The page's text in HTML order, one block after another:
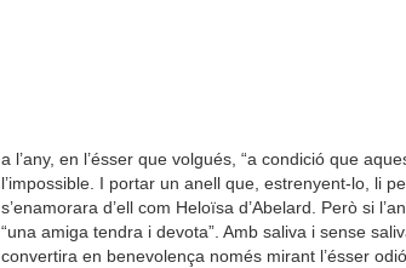
a l’any, en l’ésser que volgués, “a condició que
l’impossible. I portar un anell que, estrenyent-lo, li
s’enamorara d’ell com Heloïsa d’Abelard. Però si
“una amiga tendra i devota”. Amb saliva i sense
convertira en benevolença només mirant l’ésser